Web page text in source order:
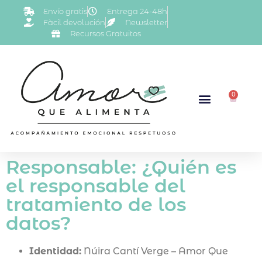
Envío gratis
Entrega 24-48h
Fàcil devolución
Newsletter
Recursos Gratuitos
0
Responsable: ¿Quién es
el responsable del
tratamiento de los
datos?
Identidad: Núira Cantí Verge – Amor Que